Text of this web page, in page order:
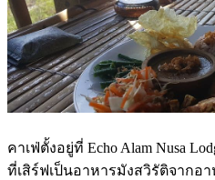
คาเฟ่ตั้งอยู่ที่ Echo Alam Nusa
ที่เสิร์ฟเป็นอาหารมังสวิรัติจากอ